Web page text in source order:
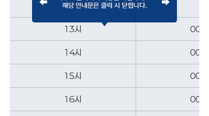
12시
13시 00분
14시 00분
15시 00분
16시 00분